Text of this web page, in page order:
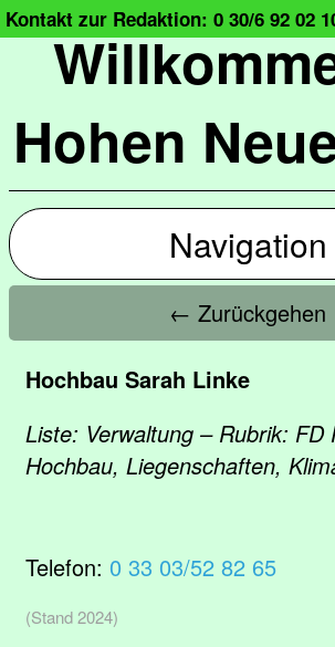
Hohen
Kontakt zur Redaktion: 0 30/6 92 02
Navigation
← Zurückgehen
Hochbau Sarah Linke
Liste: Verwaltung – Rubrik: FD
Hochbau, Liegenschaften,
Telefon: 0 33 03/52 82 65
(Stand 2024)